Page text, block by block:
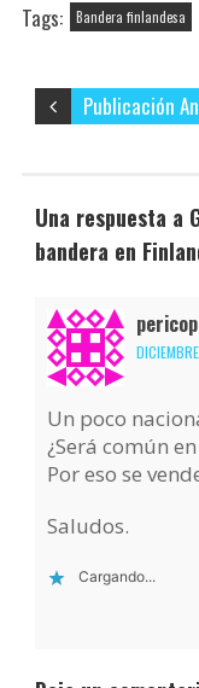
Tags: Bandera finlandesa
Publicación
Una respuesta a
bandera en
Un poco
¿Será común
Por eso se
Saludos.
Cargando...